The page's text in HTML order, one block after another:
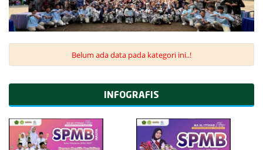
Belum ada data pada kategori ini..!
INFOGRAFIS